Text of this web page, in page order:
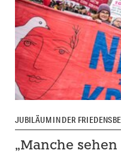
JUBILÄUM IN DER
„Manche